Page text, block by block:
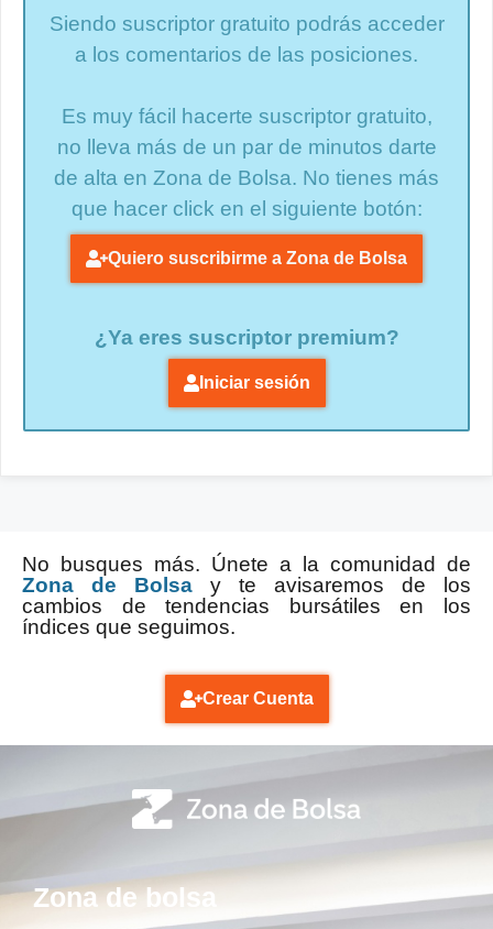
Siendo suscriptor gratuito podrás acceder
a los comentarios de las posiciones.
Es muy fácil hacerte suscriptor gratuito,
no lleva más de un par de minutos darte
de alta en Zona de Bolsa. No tienes más
que hacer click en el siguiente botón:
Quiero suscribirme a Zona de Bolsa
¿Ya eres suscriptor premium?
Iniciar sesión
No busques más. Únete a la comunidad de
Zona de Bolsa y te avisaremos de los
cambios de tendencias bursátiles en los
índices que seguimos.
Crear Cuenta
Zona de bolsa